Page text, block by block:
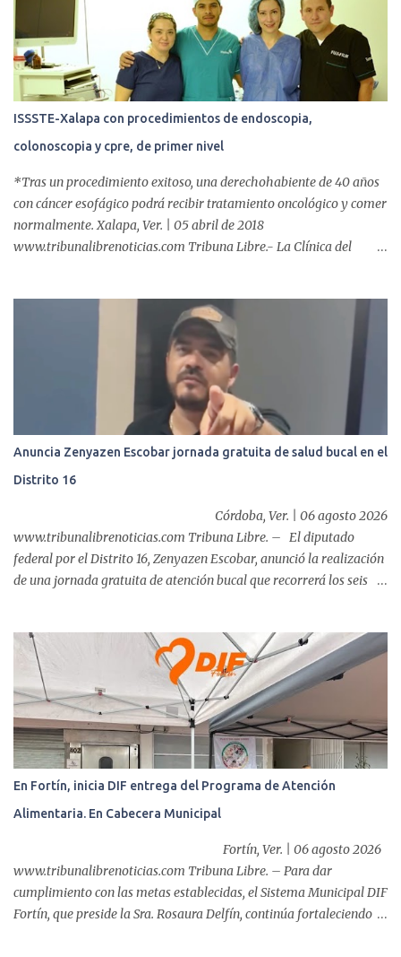
s
ISSSTE-Xalapa con procedimientos de endoscopia,
colonoscopia y cpre, de primer nivel
*Tras un procedimiento exitoso, una derechohabiente de 40 años
con cáncer esofágico podrá recibir tratamiento oncológico y comer
normalmente. Xalapa, Ver. | 05 abril de 2018
www.tribunalibrenoticias.com Tribuna Libre.- La Clínica del
incluyen endoscopia, colonoscopia y colangiopancreatografía
retrógrada endoscópica (CPRE), con equipo de alta tecnología de
videoendoscopia gástrica y con especialistas certificados. Además
se cuenta con endoscopios de última tecnología que permiten
diagnósticos con mayor certeza y sin dolor para el paciente, a
través de la atención de un equipo de profesionales
multidisciplinario: tres endoscopistas, anestesiólogo y personal
auxiliar y de enfermería. En esta semana, se realizó un nuevo caso
de éxito, pues a través de la colocación de un stent metálico
esofágico, una derechohabiente con un tumor en el ...
Anuncia Zenyazen Escobar jornada gratuita de salud bucal en el
Distrito 16
Córdoba, Ver. | 06 agosto 2026
www.tribunalibrenoticias.com Tribuna Libre. – El diputado
federal por el Distrito 16, Zenyazen Escobar, anunció la realización
de una jornada gratuita de atención bucal que recorrerá los seis
cuidado de la salud. Bajo el lema "Distrito 16, donde nacen las
mejores sonrisas", la campaña beneficiará a habitantes de
Ixtaczoquitlán, Fortín, Córdoba, Amatlán de los Reyes, Cuitláhuac
y Yanga, informó el legislador a través de un mensaje difundido en
sus redes sociales. Durante el anuncio, realizado desde la clínica
Vision Center junto al doctor Víctor Ló...
En Fortín, inicia DIF entrega del Programa de Atención
Alimentaria. En Cabecera Municipal
Fortín, Ver. | 06 agosto 2026
www.tribunalibrenoticias.com Tribuna Libre. – Para dar
cumplimiento con las metas establecidas, el Sistema Municipal DIF
Fortín, que preside la Sra. Rosaura Delfín, continúa fortaleciendo